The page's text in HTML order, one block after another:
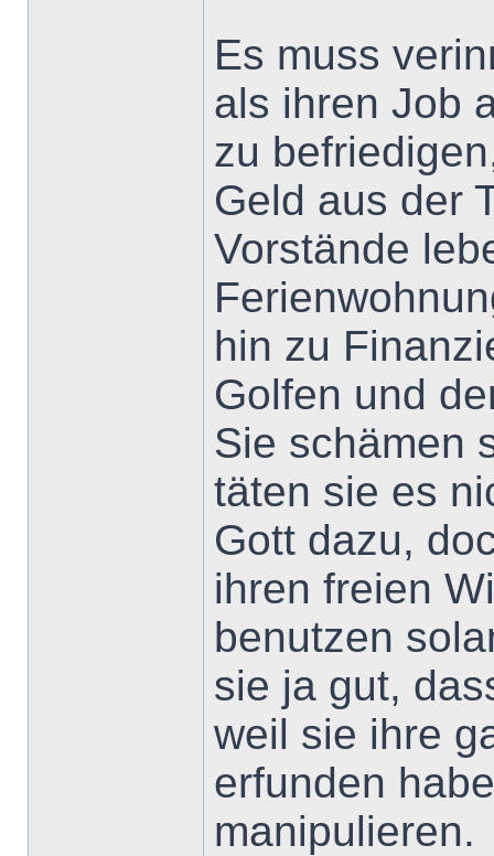
Es muss
als ihren Job
zu
Geld aus der
Vorstände
hin zu
Golfen und
Sie schämen
täten sie es
Gott dazu,
ihren freien
benutzen
sie ja gut,
weil sie ihre
erfunden
manipulieren.